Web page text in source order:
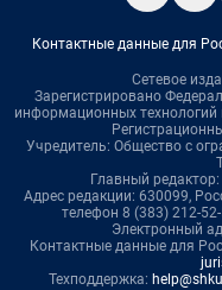
Контактные данные для
Сетевое
Зарегистрировано
информационных
Учредитель: Общество с
Главный
Адрес редакции: 630099,
телефон 8 (383) 212-
Электронный
Контактные данные для
Техподдержка: